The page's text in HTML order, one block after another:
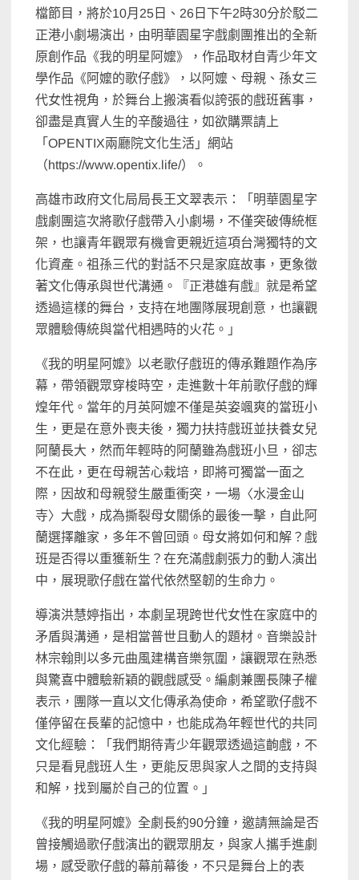
檔節目，將於10月25日、26日下午2時30分於駁二
正港小劇場演出，由明華園星字戲劇團推出的全新
原創作品《我的明星阿嬤》，作品取材自青少年文
學作品《阿嬤的歌仔戲》，以阿嬤、母親、孫女三
代女性視角，於舞台上搬演看似誇張的戲班舊事，
卻盡是真實人生的辛酸過往，如欲購票請上
「OPENTIX兩廳院文化生活」網站
（https://www.opentix.life/）。
高雄市政府文化局局長王文翠表示：「明華園星字
戲劇團這次將歌仔戲帶入小劇場，不僅突破傳統框
架，也讓青年觀眾有機會更親近這項台灣獨特的文
化資產。祖孫三代的對話不只是家庭故事，更象徵
著文化傳承與世代溝通。『正港雄有戲』就是希望
透過這樣的舞台，支持在地團隊展現創意，也讓觀
眾體驗傳統與當代相遇時的火花。」
《我的明星阿嬤》以老歌仔戲班的傳承難題作為序
幕，帶領觀眾穿梭時空，走進數十年前歌仔戲的輝
煌年代。當年的月英阿嬤不僅是英姿颯爽的當班小
生，更是在意外喪夫後，獨力扶持戲班並扶養女兒
阿蘭長大，然而年輕時的阿蘭雖為戲班小旦，卻志
不在此，更在母親苦心栽培，即將可獨當一面之
際，因故和母親發生嚴重衝突，一場〈水漫金山
寺〉大戲，成為撕裂母女關係的最後一擊，自此阿
蘭選擇離家，多年不曾回頭。母女將如何和解？戲
班是否得以重獲新生？在充滿戲劇張力的動人演出
中，展現歌仔戲在當代依然堅韌的生命力。
導演洪慧婷指出，本劇呈現跨世代女性在家庭中的
矛盾與溝通，是相當普世且動人的題材。音樂設計
林宗翰則以多元曲風建構音樂氛圍，讓觀眾在熟悉
與驚喜中體驗新穎的觀戲感受。編劇兼團長陳子權
表示，團隊一直以文化傳承為使命，希望歌仔戲不
僅停留在長輩的記憶中，也能成為年輕世代的共同
文化經驗：「我們期待青少年觀眾透過這齣戲，不
只是看見戲班人生，更能反思與家人之間的支持與
和解，找到屬於自己的位置。」
《我的明星阿嬤》全劇長約90分鐘，邀請無論是否
曾接觸過歌仔戲演出的觀眾朋友，與家人攜手進劇
場，感受歌仔戲的幕前幕後，不只是舞台上的表